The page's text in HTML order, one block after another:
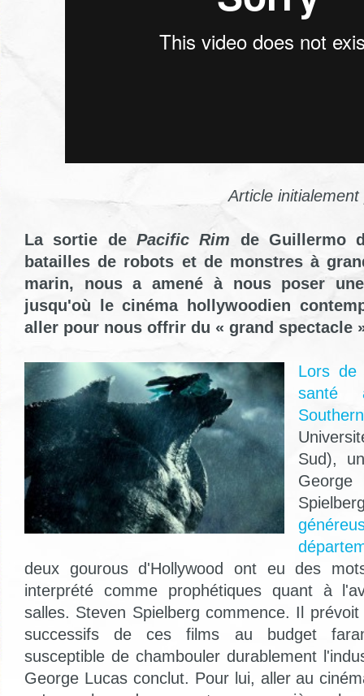
Article
La sortie de Pacific Rim de Guillermo
batailles de robots et de monstres à
marin, nous a amené à nous poser
jusqu'où le cinéma hollywoodien
aller pour nous offrir du « grand spectacle
Lors de
santé
Sud),
deux gourous d'Hollywood ont eu des
interprété comme prophétiques quant à
salles. Steven Spielberg commence. Il
successifs de ces films au budget
susceptible de chambouler durablement
George Lucas conclut. Pour lui, aller au